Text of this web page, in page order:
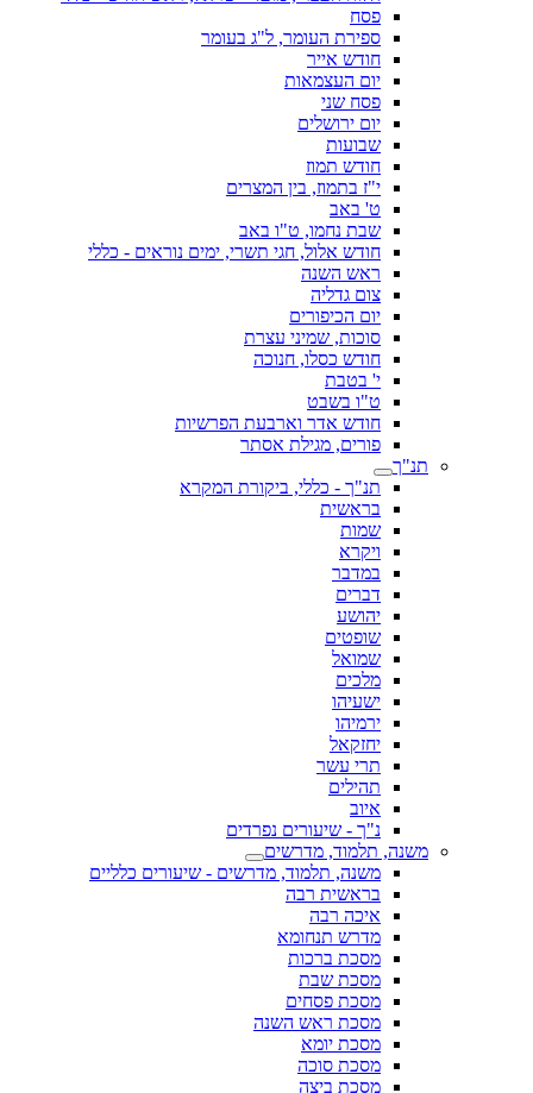
פסח
ספירת העומר, ל"ג בעומר
חודש אייר
יום העצמאות
פסח שני
יום ירושלים
שבועות
חודש תמוז
י"ז בתמוז, בין המצרים
ט' באב
שבת נחמו, ט"ו באב
חודש אלול, חגי תשרי, ימים נוראים - כללי
ראש השנה
צום גדליה
יום הכיפורים
סוכות, שמיני עצרת
חודש כסלו, חנוכה
י' בטבת
ט"ו בשבט
חודש אדר וארבעת הפרשיות
פורים, מגילת אסתר
תנ"ך
תנ"ך - כללי, ביקורת המקרא
בראשית
שמות
ויקרא
במדבר
דברים
יהושע
שופטים
שמואל
מלכים
ישעיהו
ירמיהו
יחזקאל
תרי עשר
תהילים
איוב
נ"ך - שיעורים נפרדים
משנה, תלמוד, מדרשים
משנה, תלמוד, מדרשים - שיעורים כלליים
בראשית רבה
איכה רבה
מדרש תנחומא
מסכת ברכות
מסכת שבת
מסכת פסחים
מסכת ראש השנה
מסכת יומא
מסכת סוכה
מסכת ביצה